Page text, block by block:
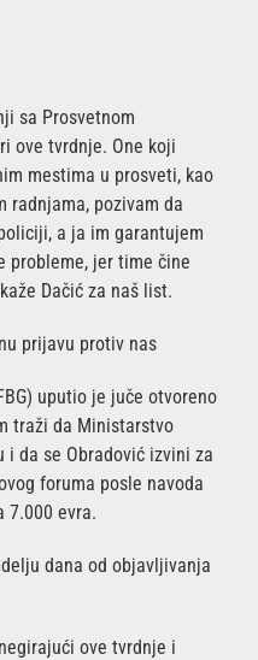
sa Prosvetnom
ove tvrdnje. One koji
mestima u prosveti, kao
radnjama, pozivam da
a ja im garantujem
probleme, jer time čine
Dačić za naš list.
prijavu protiv nas
uputio je juče otvoreno
traži da Ministarstvo
i da se Obradović izvini za
foruma posle navoda
7.000 evra.
dana od objavljivanja
ove tvrdnje i